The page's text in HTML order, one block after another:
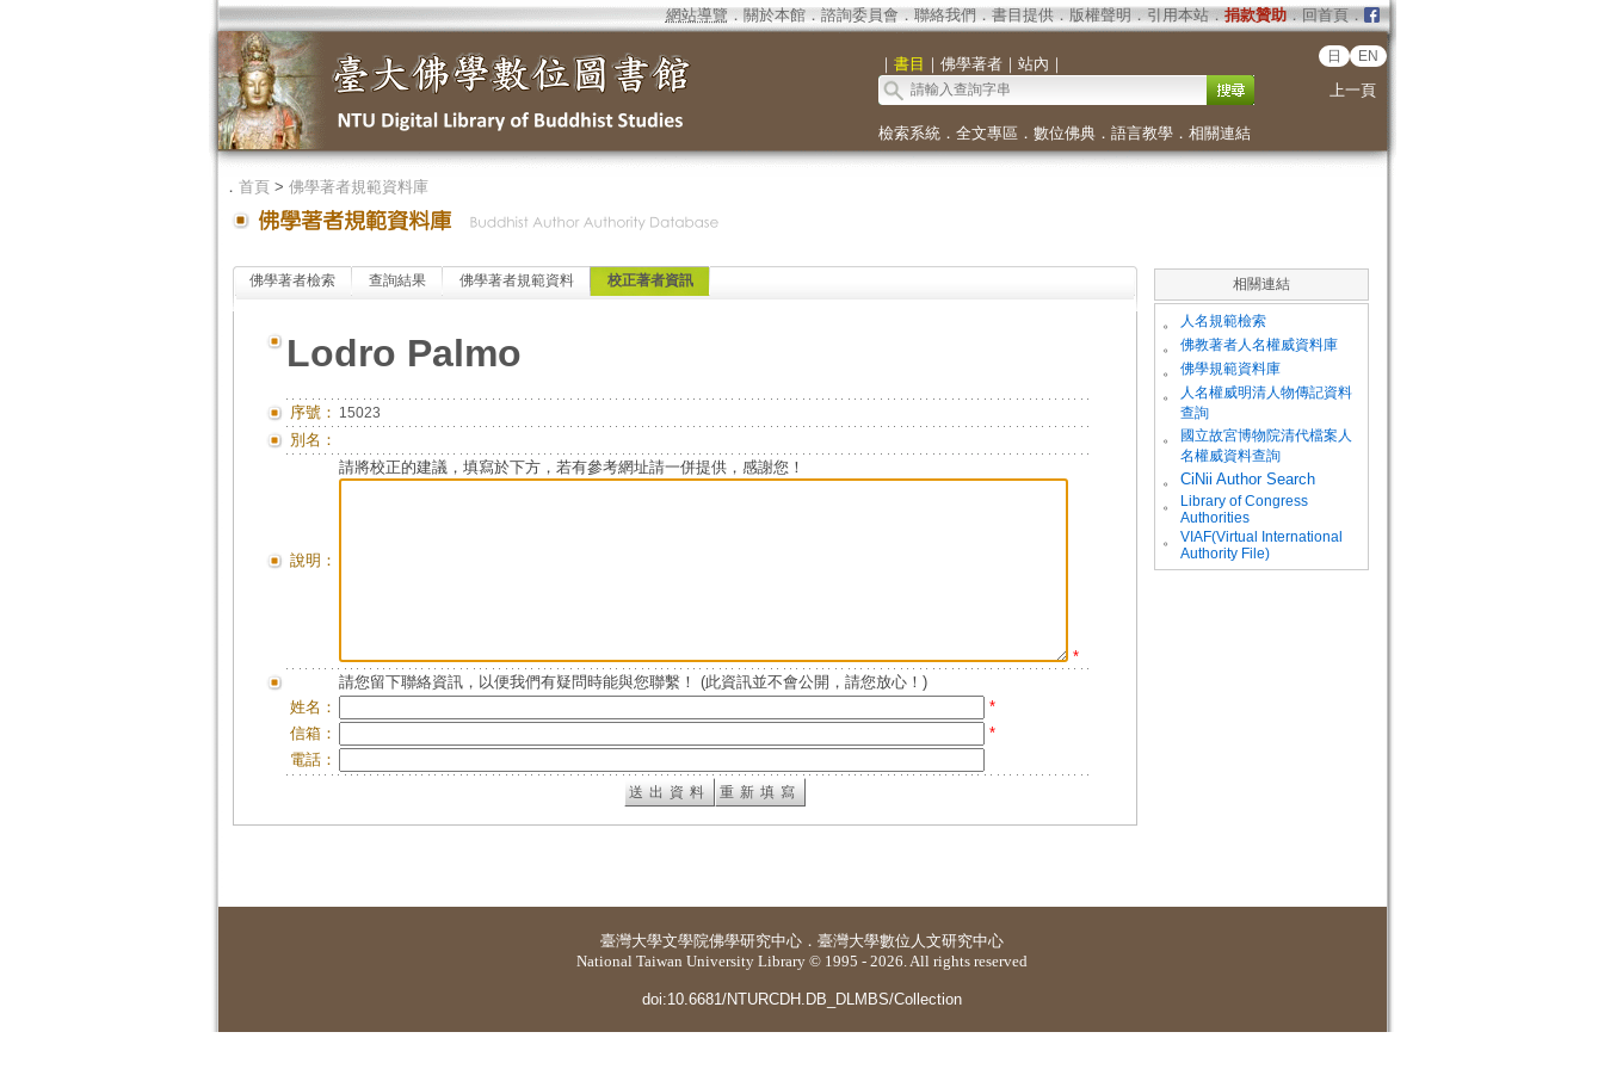
網站導覽 ． 關於本館． 諮詢委員會． 聯絡我們 ． 書目提供． 版權聲明 ． 引用本站． 捐款贊助．回首頁．
｜ 書目 ｜ 佛學著者｜ 站內 ｜ 日 EN
上一頁
檢索系統． 全文專區 ． 數位佛典． 語言教學． 相關連結
． 首頁> 佛學著者規範資料庫
佛學著者檢索 查詢結果 佛學著者規範資料 校正著者資訊
Lodro Palmo
序號： 15023
別名：
說明：
請將校正的建議，填寫於下方，若有參考網址請一併提供，感謝您！
*
請您留下聯絡資訊，以便我們有疑問時能與您聯繫！ (此資訊並不會公開，請您放心！)
姓名：
*
信箱：
*
電話：
相關連結
。 人名規範檢索
。 佛教著者人名權威資料庫
。 佛學規範資料庫
。
人名權威明清人物傳記資料
查詢
。
國立故宮博物院清代檔案人
名權威資料查詢
。
CiNii Author Search
。
Library of Congress
Authorities
。
VIAF(Virtual International
Authority File)
臺灣大學文學院佛學研究中心 ． 臺灣大學數位人文研究中心
National Taiwan University Library © 1995 - 2026. All rights reserved
doi:10.6681/NTURCDH.DB_DLMBS/Collection